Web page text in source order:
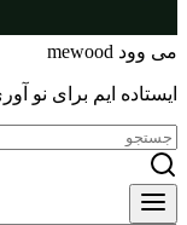
می وود mewood
ایستاده ایم برای نو